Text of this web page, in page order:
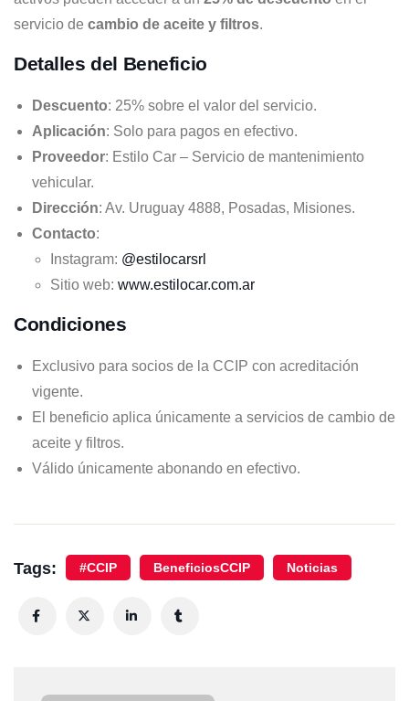
servicio de cambio de aceite y filtros.
Detalles del Beneficio
Descuento: 25% sobre el valor del servicio.
Aplicación: Solo para pagos en efectivo.
Proveedor: Estilo Car – Servicio de mantenimiento
vehicular.
Dirección: Av. Uruguay 4888, Posadas, Misiones.
Contacto:
Instagram: @estilocarsrl
Sitio web: www.estilocar.com.ar
Condiciones
Exclusivo para socios de la CCIP con acreditación
vigente.
El beneficio aplica únicamente a servicios de cambio de
aceite y filtros.
Válido únicamente abonando en efectivo.
Tags: #CCIP BeneficiosCCIP Noticias